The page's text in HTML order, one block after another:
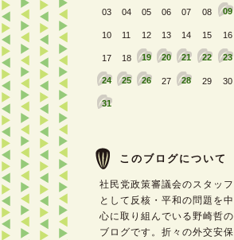
03 04 05 06 07 08 09
10 11 12 13 14 15 16
17 18 19 20 21 22 23
24 25 26 27 28 29 30
31
このブログについて
社民党政策審議会のスタッフ
として反核・平和の問題を中
心に取り組んでいる野崎哲の
ブログです。折々の外交安保